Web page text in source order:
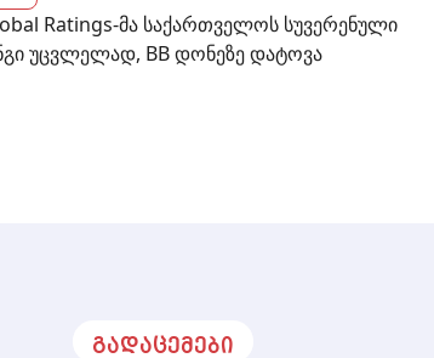
Ratings-მა საქართველოს სუვერენული
უცვლელად, BB დონეზე დატოვა
გადაცემები